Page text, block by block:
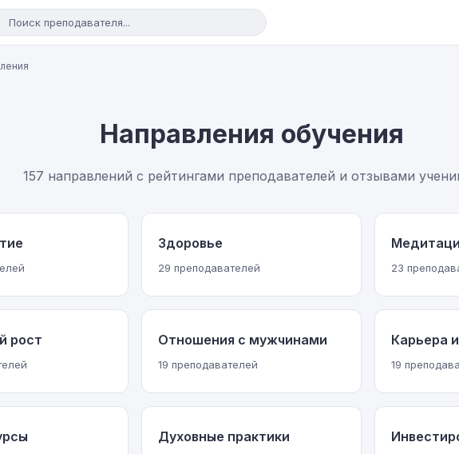
Направления обучения
157 направлений с рейтингами преподавателей и отзывами
Здоровье
29 преподавателей 23
рост Отношения с мужчинами
19 преподавателей
Карьера
19
Духовные практики